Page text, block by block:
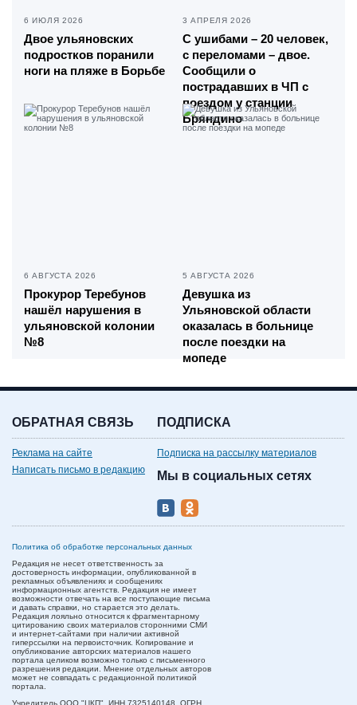
6 ИЮЛЯ 2026
Двое ульяновских
подростков поранили
ноги на пляже в Борьбе
3 АПРЕЛЯ 2026
С ушибами – 20 человек,
с переломами – двое.
Сообщили о
пострадавших в ЧП с
поездом у станции
Бряндино
6 АВГУСТА 2026
Прокурор Теребунов
нашёл нарушения в
ульяновской колонии
№8
5 АВГУСТА 2026
Девушка из
Ульяновской области
оказалась в больнице
после поездки на
мопеде
ОБРАТНАЯ СВЯЗЬ
Реклама на сайте
Написать письмо в редакцию
ПОДПИСКА
Подписка на рассылку материалов
Мы в социальных сетях
Политика об обработке персональных данных
Редакция не несет ответственность за
достоверность информации, опубликованной в
рекламных объявлениях и сообщениях
информационных агентств. Редакция не имеет
возможности отвечать на все поступающие письма
и давать справки, но старается это делать.
Редакция лояльно относится к фрагментарному
цитированию своих материалов сторонними СМИ
и интернет-сайтами при наличии активной
гиперссылки на первоисточник. Копирование и
опубликование авторских материалов нашего
портала целиком возможно только с письменного
разрешения редакции. Мнение отдельных авторов
может не совпадать с редакционной политикой
портала.